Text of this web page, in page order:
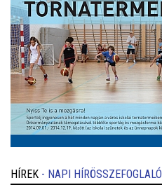
HÍREK - NAPI HÍRÖSSZEFOGLALÓ